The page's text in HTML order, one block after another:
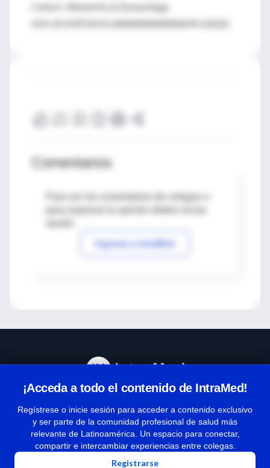
Cohort.
Obstetrics & Gynecology
DOI:10.1097/AOG.0000000000004695 (2022)
Comentarios
Para ver los comentarios de colegas o
Ingresar a IntraMed
¡Acceda a todo el contenido de IntraMed!
Regístrese o inicie sesión para acceder a contenido exclusivo
y ser parte de la comunidad profesional de salud más
relevante de Latinoamérica. Un espacio para conectar,
compartir e intercambiar experiencias entre colegas.
Registrarse
Términos y condiciones
| Políticas de privacidad
| Todos los derechos reservados | Copyright 1997-2026